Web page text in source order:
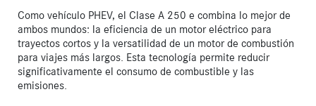
Como vehículo PHEV, el Clase A 250 e combina lo mejor de
ambos mundos: la eficiencia de un motor eléctrico para
trayectos cortos y la versatilidad de un motor de combustión
para viajes más largos. Esta tecnología permite reducir
significativamente el consumo de combustible y las
emisiones.